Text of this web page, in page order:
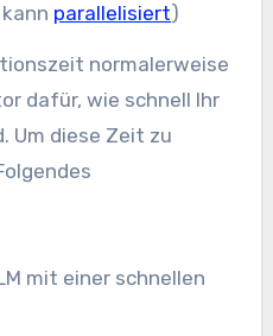
parallelisiert)
normalerweise
dafür, wie schnell Ihr
Um diese Zeit zu
mit einer schnellen